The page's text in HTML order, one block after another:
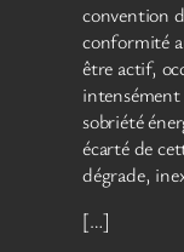
convention
conformité
être actif,
sobriété
écarté de
dégrade,
[…]